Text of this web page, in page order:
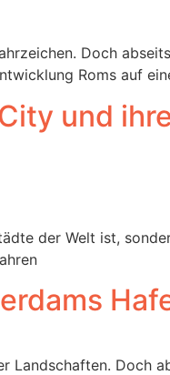
Doch
Roms auf
und
der Welt ist,
Landschaften. Doch